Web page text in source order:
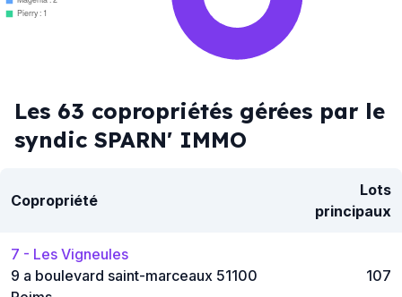
Pierry : 1
Les 63 copropriétés gérées par le
syndic SPARN' IMMO
Copropriété
Lots
principaux
7 - Les Vigneules
9 a boulevard saint-marceaux 51100
107